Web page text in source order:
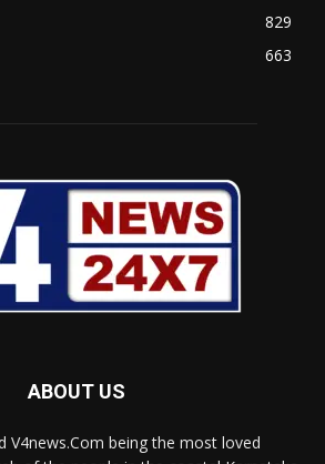
829
663
ABOUT US
V4news.Com being the most loved